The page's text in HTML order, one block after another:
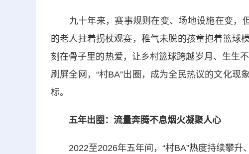
九十年来，赛事规则在变、场地设施在变，但
的老人拄着拐杖观赛，稚气未脱的孩童抱着篮球
刻在骨子里的热爱，让乡村篮球跨越岁月、生生
刷屏全网，“村BA”出圈，成为全民热议的文化
标。
五年出圈：流量奔腾不息烟火凝聚人心
2022至2026年五年间，“村BA”热度持续攀升